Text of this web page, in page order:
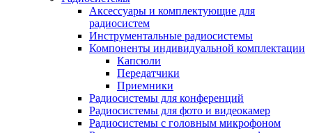
Аксессуары и комплектующие для
радиосистем
Инструментальные радиосистемы
Компоненты индивидуальной комплектации
Капсюли
Передатчики
Приемники
Радиосистемы для конференций
Радиосистемы для фото и видеокамер
Радиосистемы с головным микрофоном